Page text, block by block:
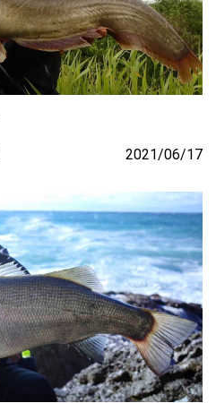
2021/06/17